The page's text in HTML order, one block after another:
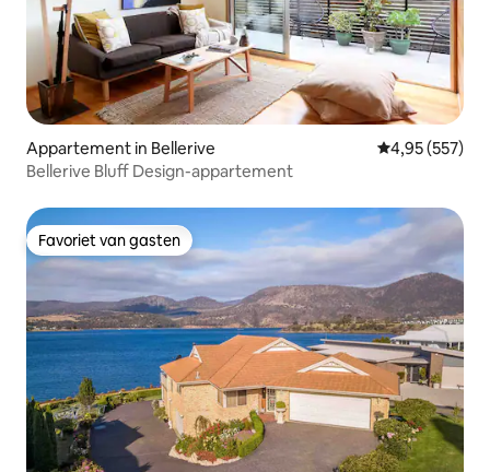
Appartement in Bellerive Gemiddelde
4,95 (557)
Bellerive Bluff Design-appartement
Favoriet van gasten
Favoriet van gasten